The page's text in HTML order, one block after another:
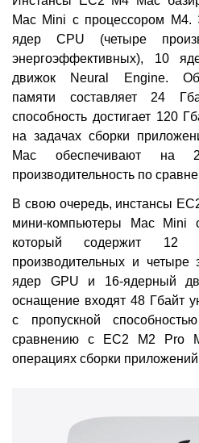
Mac Mini с процессором M4.
ядер CPU (четыре
энергоэффективных), 10
движок Neural Engine.
памяти составляет 24
способность достигает 120
на задачах сборки
Mac обеспечивают на
производительность по
В свою очередь, инстансы
мини-компьютеры Mac Mini
который содержит 12
производительных и четыре
ядер GPU и 16-ядерный
оснащение входят 48 Гбайт
с пропускной
сравнению с EC2 M2 Pro
операциях сборки